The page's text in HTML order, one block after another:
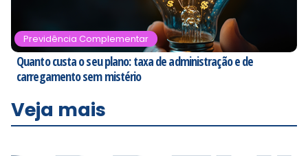
Previdência Complementar
Quanto custa o seu plano: taxa de administração e de
carregamento sem mistério
Veja mais